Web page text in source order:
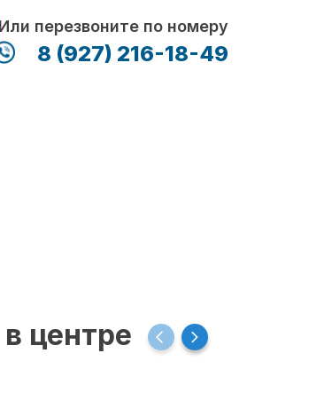
Или перезвоните по номеру
8 (927) 216-18-49
центре